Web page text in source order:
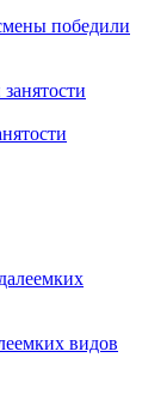
победили
видов